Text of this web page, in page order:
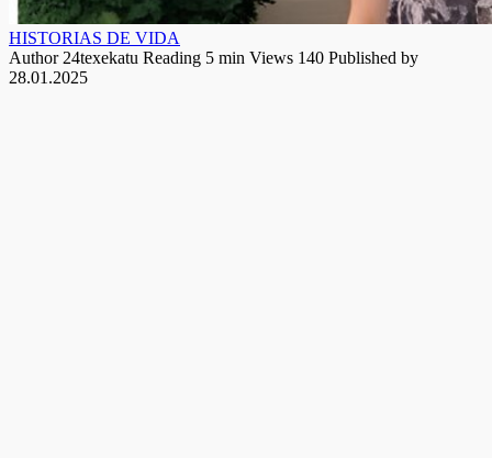
HISTORIAS DE VIDA
Author 24texekatu Reading 5 min Views 140 Published by
28.01.2025